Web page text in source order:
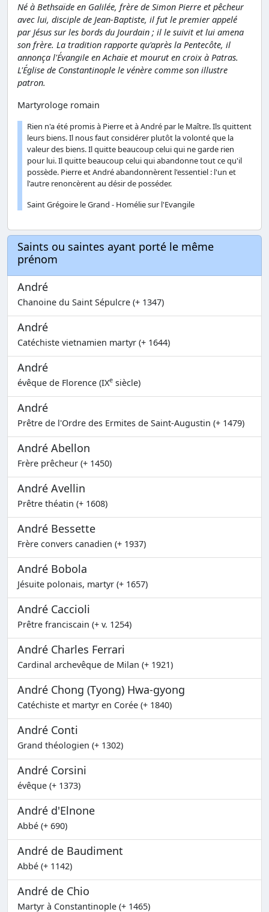
Né à Bethsaïde en Galilée, frère de Simon Pierre et pêcheur
avec lui, disciple de Jean-Baptiste, il fut le premier appelé
par Jésus sur les bords du Jourdain ; il le suivit et lui amena
son frère. La tradition rapporte qu'après la Pentecôte, il
annonça l'Évangile en Achaïe et mourut en croix à Patras.
L'Église de Constantinople le vénère comme son illustre
patron.
Martyrologe romain
Rien n'a été promis à Pierre et à André par le Maître. Ils quittent
leurs biens. Il nous faut considérer plutôt la volonté que la
valeur des biens. Il quitte beaucoup celui qui ne garde rien
pour lui. Il quitte beaucoup celui qui abandonne tout ce qu'il
possède. Pierre et André abandonnèrent l'essentiel : l'un et
l'autre renoncèrent au désir de posséder.
Saint Grégoire le Grand - Homélie sur l'Evangile
Saints ou saintes ayant porté le même
prénom
André
Chanoine du Saint Sépulcre (+ 1347)
André
Catéchiste vietnamien martyr (+ 1644)
André
évêque de Florence (IXe siècle)
André
Prêtre de l'Ordre des Ermites de Saint-Augustin (+ 1479)
André Abellon
Frère prêcheur (+ 1450)
André Avellin
Prêtre théatin (+ 1608)
André Bessette
Frère convers canadien (+ 1937)
André Bobola
Jésuite polonais, martyr (+ 1657)
André Caccioli
Prêtre franciscain (+ v. 1254)
André Charles Ferrari
Cardinal archevêque de Milan (+ 1921)
André Chong (Tyong) Hwa-gyong
Catéchiste et martyr en Corée (+ 1840)
André Conti
Grand théologien (+ 1302)
André Corsini
évêque (+ 1373)
André d'Elnone
Abbé (+ 690)
André de Baudiment
Abbé (+ 1142)
André de Chio
Martyr à Constantinople (+ 1465)